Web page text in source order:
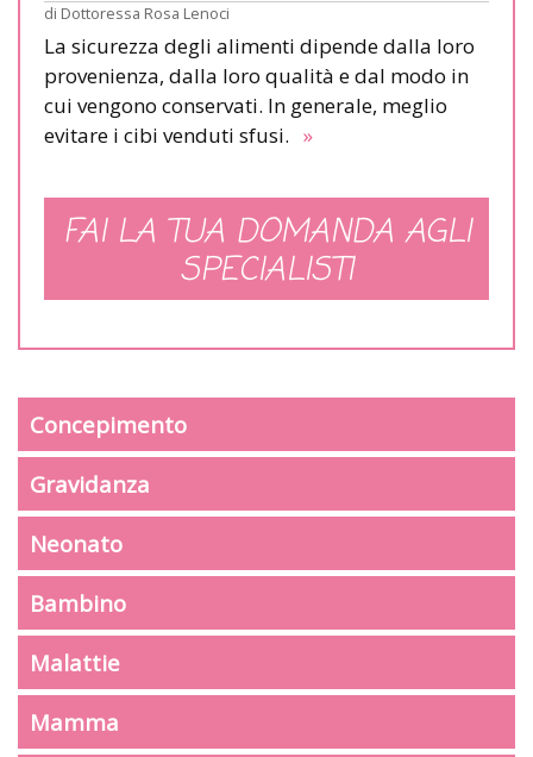
di Dottoressa Rosa Lenoci
La sicurezza degli alimenti dipende dalla loro
provenienza, dalla loro qualità e dal modo in
cui vengono conservati. In generale, meglio
evitare i cibi venduti sfusi. »
FAI LA TUA DOMANDA AGLI
SPECIALISTI
Concepimento
Gravidanza
Neonato
Bambino
Malattie
Mamma